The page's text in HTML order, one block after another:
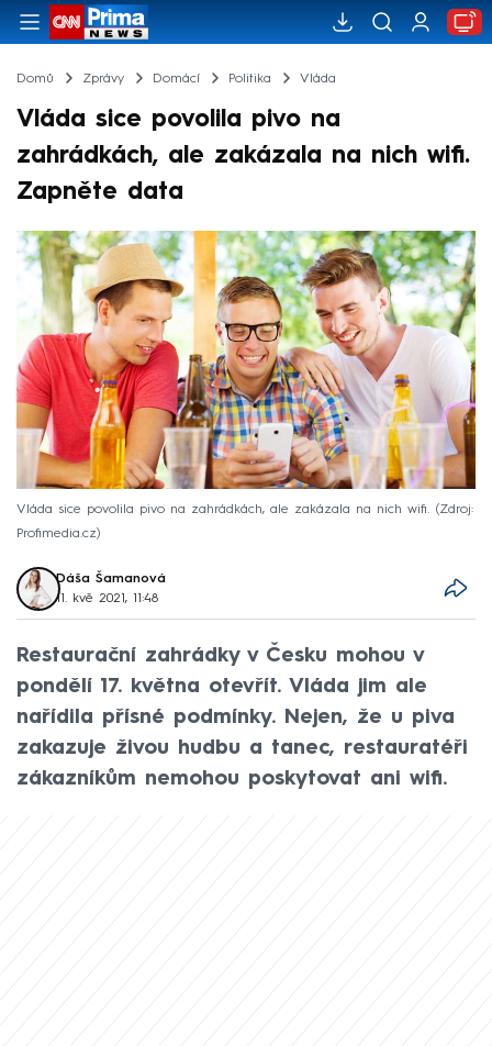
Domů Zprávy Domácí Politika Vláda
Vláda sice povolila pivo na
zahrádkách, ale zakázala na nich wifi.
Zapněte data
Vláda sice povolila pivo na zahrádkách, ale zakázala na nich wifi.
Zdroj:
Profimedia.cz
Dáša Šamanová
11. kvě 2021, 11:48
Restaurační zahrádky v Česku mohou v
pondělí 17. května otevřít. Vláda jim ale
nařídila přísné podmínky. Nejen, že u piva
zakazuje živou hudbu a tanec, restauratéři
zákazníkům nemohou poskytovat ani wifi.